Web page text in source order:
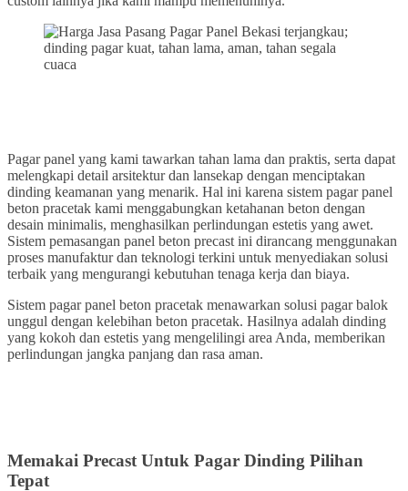
Pagar panel yang kami tawarkan tahan lama dan praktis, serta dapat
melengkapi detail arsitektur dan lansekap dengan menciptakan
dinding keamanan yang menarik. Hal ini karena sistem pagar panel
beton pracetak kami menggabungkan ketahanan beton dengan
desain minimalis, menghasilkan perlindungan estetis yang awet.
Sistem pemasangan panel beton precast ini dirancang menggunakan
proses manufaktur dan teknologi terkini untuk menyediakan solusi
terbaik yang mengurangi kebutuhan tenaga kerja dan biaya.
Sistem pagar panel beton pracetak menawarkan solusi pagar balok
unggul dengan kelebihan beton pracetak. Hasilnya adalah dinding
yang kokoh dan estetis yang mengelilingi area Anda, memberikan
perlindungan jangka panjang dan rasa aman.
Memakai Precast Untuk Pagar Dinding Pilihan
Tepat